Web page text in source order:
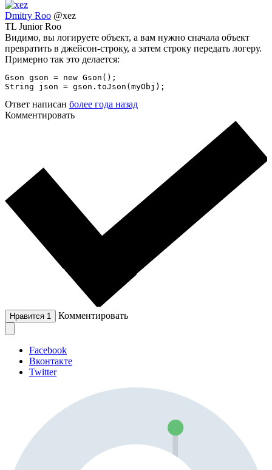
Dmitry Roo @xez
TL Junior Roo
Видимо, вы логируете объект, а вам нужно сначала объект
превратить в джейсон-строку, а затем строку передать логеру.
Примерно так это делается:
Gson gson = new Gson();
String json = gson.toJson(myObj);
Ответ написан более года назад
Комментировать
Нравится 1 Комментировать
Facebook
Вконтакте
Twitter